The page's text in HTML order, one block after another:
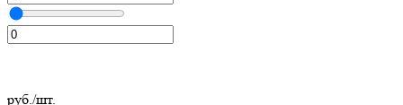
руб./шт.